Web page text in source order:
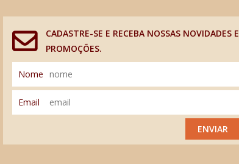
CADASTRE-SE E RECEBA NOSSAS NOVIDADES E
PROMOÇÕES.
Nome
Email
ENVIAR